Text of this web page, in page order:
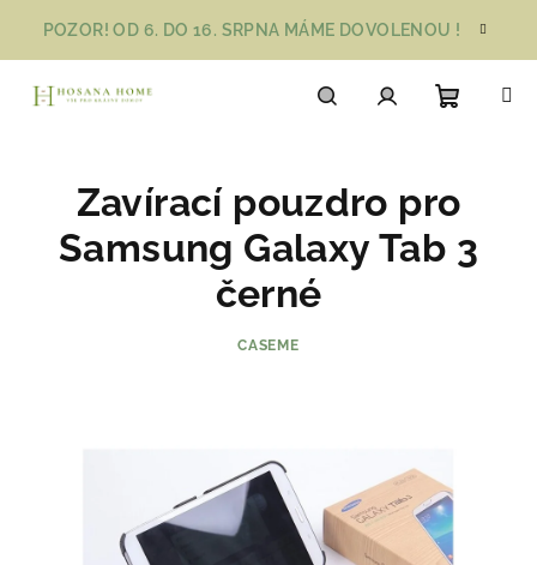
obsah
POZOR! OD 6. DO 16. SRPNA MÁME DOVOLENOU !
košík
Zavírací pouzdro pro
Samsung Galaxy Tab 3
černé
CASEME